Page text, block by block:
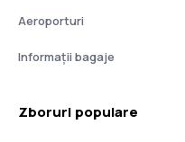
Aeroporturi
Informații bagaje
Zboruri populare